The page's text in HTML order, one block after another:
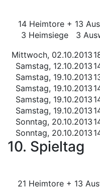
14 Heimtore + 13
3 Heimsiege 3
Mittwoch, 02.10.2013
Samstag, 12.10.2013
Samstag, 19.10.2013
Samstag, 19.10.2013
Samstag, 19.10.2013
Samstag, 19.10.2013
Sonntag, 20.10.2013
Sonntag, 20.10.2013
10. Spieltag
21 Heimtore + 13